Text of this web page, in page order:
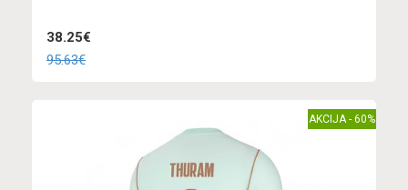
38.25€
95.63€
AKCIJA - 60%